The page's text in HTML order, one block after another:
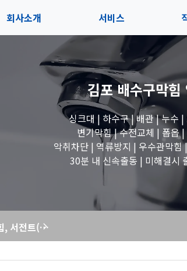
회사소개 서비스
솔루션
블로그 세
하
싱
김포 배수구막힘
싱크대 | 하수구 | 배관 | 누수 |
변기막힘 | 수전교체 | 폽옵 |
악취차단 | 역류방지 | 우수관막힘
30분 내 신속출동 | 미해결시
싱크대 막힘, 서전트(압력펌프)로 완벽하게 해결한 현장 이야기